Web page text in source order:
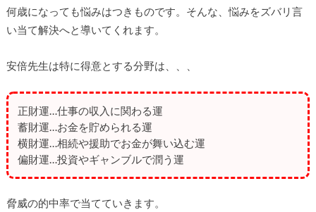
何歳になっても悩みはつきものです。そんな、悩みをズバリ言
い当て解決へと導いてくれます。
安倍先生は特に得意とする分野は、、、
正財運…仕事の収入に関わる運
蓄財運…お金を貯められる運
横財運…相続や援助でお金が舞い込む運
偏財運…投資やギャンブルで潤う運
脅威の的中率で当てていきます。